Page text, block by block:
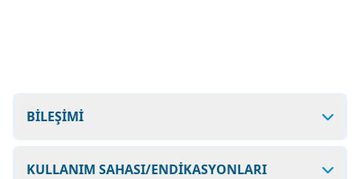
BİLEŞİMİ
KULLANIM SAHASI/ENDİKASYONLARI